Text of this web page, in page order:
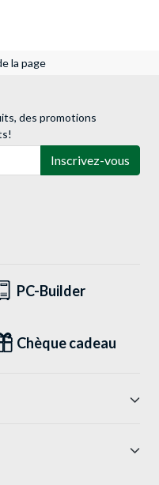
la page
des promotions
Inscrivez-vous
PC-Builder
Chèque cadeau